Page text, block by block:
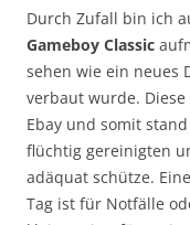
Durch Zufall bin ich
Gameboy Classic
sehen wie ein neues
verbaut wurde.
Ebay und somit
flüchtig gereinigten
adäquat schütze.
Tag ist für Notfälle